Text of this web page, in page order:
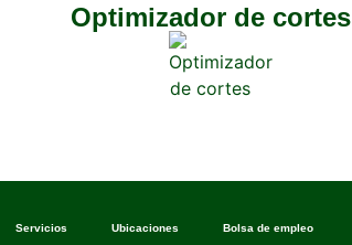
Optimizador de cortes
Servicios Ubicaciones Bolsa de empleo